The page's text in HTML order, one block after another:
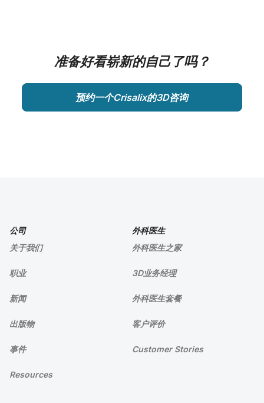
准备好看崭新的自己了吗？
预约一个Crisalix的3D咨询
公司
关于我们
职业
新闻
出版物
事件
Resources
外科医生
外科医生之家
3D业务经理
外科医生套餐
客户评价
Customer Stories